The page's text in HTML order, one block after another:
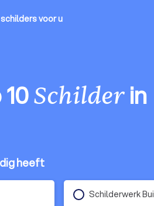
voor u
Schilderin
heeft
Schilderwerk